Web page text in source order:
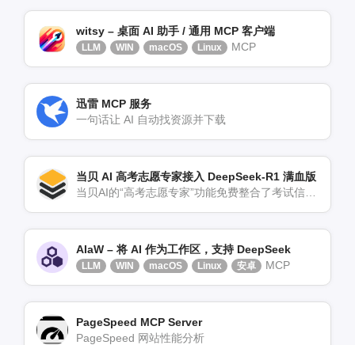
witsy – 桌面 AI 助手 / 通用 MCP 客户端
LLM WIN macOS Linux MCP
迅雷 MCP 服务
一句话让 AI 自动找资源并下载
当贝 AI 高考志愿专家接入 DeepSeek-R1 满血版
AIaW – 将 AI 作为工作区，支持 DeepSeek
LLM WIN macOS Linux 安卓 MCP
PageSpeed MCP Server
PageSpeed 网站性能分析